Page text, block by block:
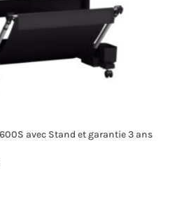
avec Stand et garantie 3 ans